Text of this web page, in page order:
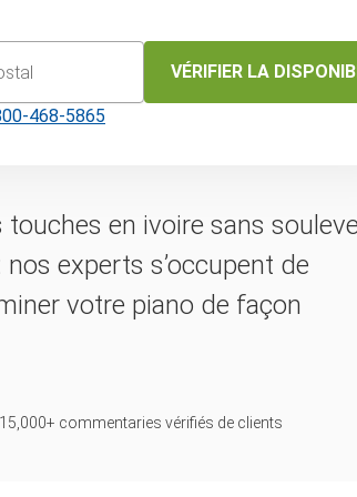
de
touches en ivoire sans
experts s’occupent de
votre piano de façon
+ commentaries vérifiés de clients
VÉRIFIER LA
468-5865